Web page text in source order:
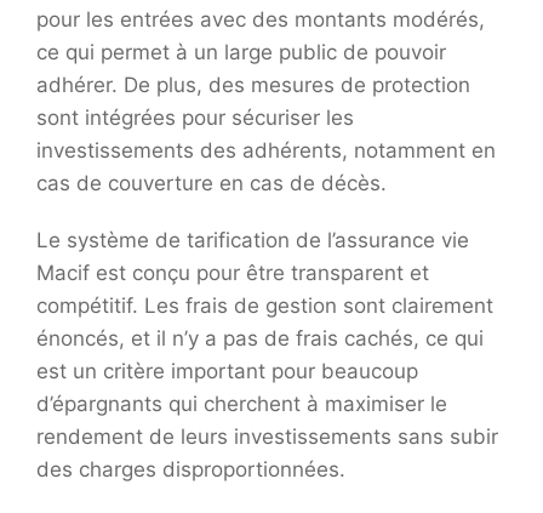
pour les entrées avec des montants modérés,
ce qui permet à un large public de pouvoir
adhérer. De plus, des mesures de protection
sont intégrées pour sécuriser les
investissements des adhérents, notamment en
cas de couverture en cas de décès.
Le système de tarification de l’assurance vie
Macif est conçu pour être transparent et
compétitif. Les frais de gestion sont clairement
énoncés, et il n’y a pas de frais cachés, ce qui
est un critère important pour beaucoup
d’épargnants qui cherchent à maximiser le
rendement de leurs investissements sans subir
des charges disproportionnées.